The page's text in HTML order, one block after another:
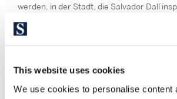
This website uses cookies
We use cookies to personalise content
werden, in der Stadt, die Salvador Dalí